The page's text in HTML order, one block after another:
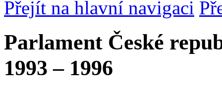
Přejít na hlavní navigaci
Parlament České
1993 – 1996